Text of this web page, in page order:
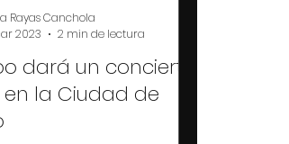
dará un concierto
la Ciudad de
Rayas Canchola
2023
2 min de lectura